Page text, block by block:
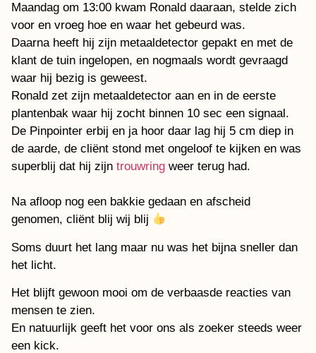
Maandag om 13:00 kwam Ronald daaraan, stelde zich
voor en vroeg hoe en waar het gebeurd was.
Daarna heeft hij zijn metaaldetector gepakt en met de
klant de tuin ingelopen, en nogmaals wordt gevraagd
waar hij bezig is geweest.
Ronald zet zijn metaaldetector aan en in de eerste
plantenbak waar hij zocht binnen 10 sec een signaal.
De Pinpointer erbij en ja hoor daar lag hij 5 cm diep in
de aarde, de cliënt stond met ongeloof te kijken en was
superblij dat hij zijn trouwring weer terug had.
Na afloop nog een bakkie gedaan en afscheid
genomen, cliënt blij wij blij
Soms duurt het lang maar nu was het bijna sneller dan
het licht.
Het blijft gewoon mooi om de verbaasde reacties van
mensen te zien.
En natuurlijk geeft het voor ons als zoeker steeds weer
een kick.